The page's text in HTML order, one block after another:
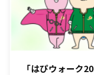
「はぴウォーク